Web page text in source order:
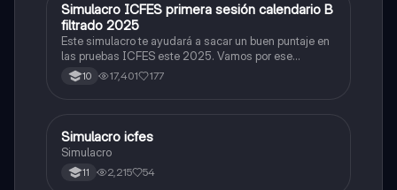
ICFES: Matemáticas
Simulacro ICFES primera sesión calendario B
filtrado 2025
Este simulacro te ayudará a sacar un buen puntaje en
las pruebas ICFES este 2025. Vamos por ese
500/500. Y poder ser admitido en la universidad que
quieras, estudiar la carrera que quieres y no la que te
10 17,401 177
ICFES: Lectura Crítica
Simulacro icfes
Simulacro
11 2,215 54